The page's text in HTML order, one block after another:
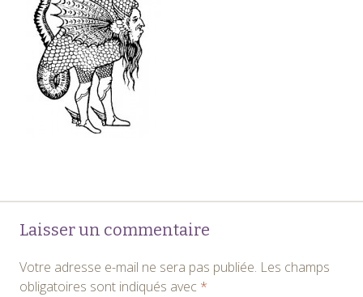
Navigation
des
Laisser un commentaire
Votre adresse e-mail ne sera pas publiée. Les champs
obligatoires sont indiqués avec *